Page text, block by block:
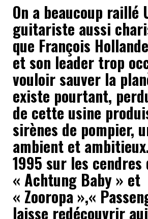
On a beaucoup raillé
guitariste aussi
que François
et son leader trop
vouloir sauver la
existe pourtant,
de cette usine
sirènes de pompier,
ambient et
1995 sur les cendres
« Achtung Baby » et
« Zooropa »,«
laisse redécouvrir